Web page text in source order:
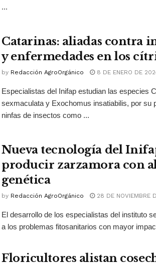
...
Catarinas: aliadas contra
y enfermedades en los
by Redacción AgroOrgánico 8 DE ENERO DE
Especialistas del Inifap estudian las especies
sexmaculata y Exochomus insatiabilis, por su
ninfas de insectos como ...
Nueva tecnología del
producir zarzamora con
genética
by Redacción AgroOrgánico 28 DE NOVIEMBRE
El desarrollo de los especialistas del instituto
a los problemas fitosanitarios con mayor
Floricultores alistan